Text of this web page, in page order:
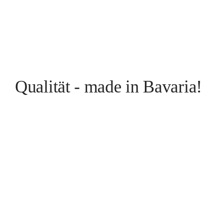
Qualität - made in Bavaria!